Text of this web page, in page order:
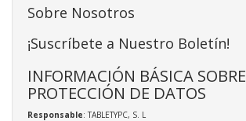
Sobre Nosotros
¡Suscríbete a Nuestro Boletín!
INFORMACIÓN BÁSICA SOBRE
PROTECCIÓN DE DATOS
Responsable: TABLETYPC, S. L